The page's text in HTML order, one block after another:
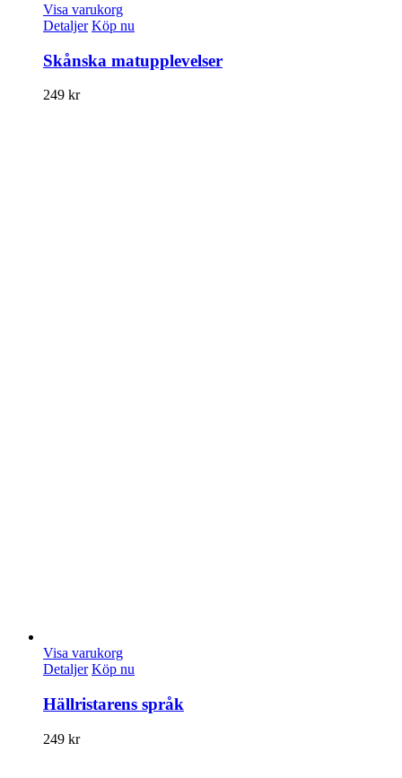
Visa varukorg
Detaljer Köp nu
Skånska matupplevelser
249 kr
Visa varukorg
Detaljer Köp nu
Hällristarens språk
249 kr